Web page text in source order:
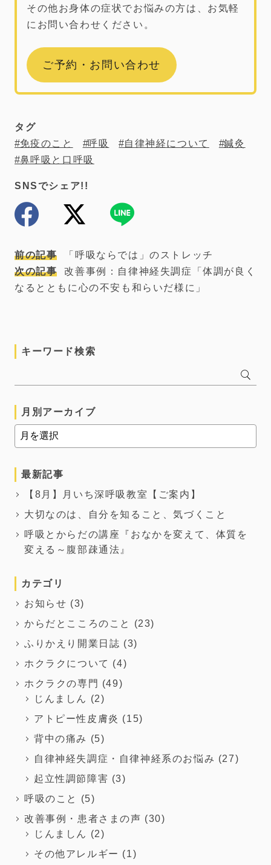
その他お身体の症状でお悩みの方は、お気軽
にお問い合わせください。
ご予約・お問い合わせ
タグ
免疫のこと
呼吸 自律神経について
鍼灸
鼻呼吸と口呼吸
SNSでシェア!!
前の記事
「呼吸ならでは」のストレッチ
次の記事
改善事例：自律神経失調症「体調が良く
なるとともに心の不安も和らいだ様に」
キーワード検索
月別アーカイブ
最新記事
【8月】月いち深呼吸教室【ご案内】
大切なのは、自分を知ること、気づくこと
呼吸とからだの講座『おなかを変えて、体質を
変える～腹部疎通法』
カテゴリ
お知らせ (3)
からだとこころのこと
(23)
ふりかえり開業日誌 (3)
ホクラクについて (4)
ホクラクの専門 (49)
じんましん (2)
アトピー性皮膚炎 (15)
背中の痛み (5)
自律神経失調症・自律神経系のお悩み (27)
起立性調節障害 (3)
呼吸のこと
(5)
改善事例・患者さまの声 (30)
じんましん (2)
その他アレルギー (1)